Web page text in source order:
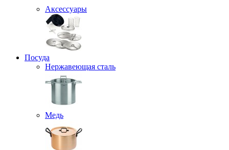
Аксессуары
Посуда
Нержавеющая сталь
Медь